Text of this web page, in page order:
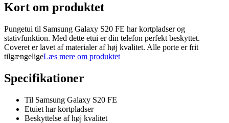
Kort om produktet
Pungetui til Samsung Galaxy S20 FE har kortpladser og
stativfunktion. Med dette etui er din telefon perfekt beskyttet.
Coveret er lavet af materialer af høj kvalitet. Alle porte er frit
tilgængeligeLæs mere om produktet
Specifikationer
Til Samsung Galaxy S20 FE
Etuiet har kortpladser
Beskyttelse af høj kvalitet